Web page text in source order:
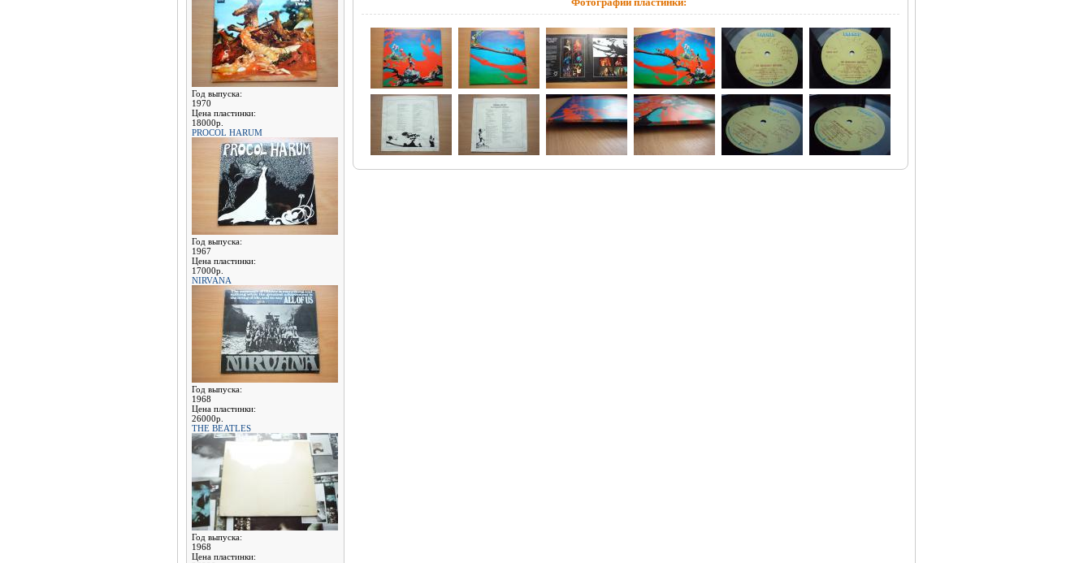
Год выпуска:
1970
Цена пластинки:
18000р.
PROCOL HARUM
Год выпуска:
1967
Цена пластинки:
17000р.
NIRVANA
Год выпуска:
1968
Цена пластинки:
26000р.
THE BEATLES
Год выпуска:
1968
Цена пластинки: